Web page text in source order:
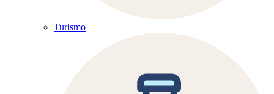
Turismo